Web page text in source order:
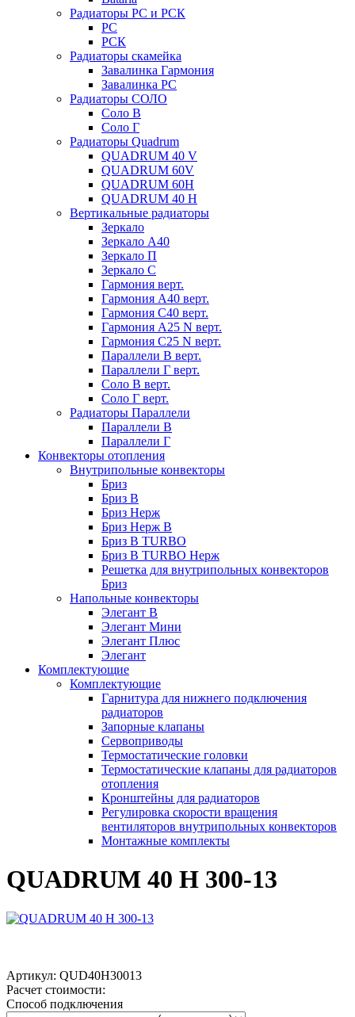
Радиаторы РС и РСК
РС
РСК
Радиаторы скамейка
Завалинка Гармония
Завалинка РС
Радиаторы СОЛО
Соло В
Соло Г
Радиаторы Quadrum
QUADRUM 40 V
QUADRUM 60V
QUADRUM 60H
QUADRUM 40 H
Вертикальные радиаторы
Зеркало
Зеркало А40
Зеркало П
Зеркало С
Гармония верт.
Гармония А40 верт.
Гармония С40 верт.
Гармония А25 N верт.
Гармония С25 N верт.
Параллели В верт.
Параллели Г верт.
Соло В верт.
Соло Г верт.
Радиаторы Параллели
Параллели В
Параллели Г
Конвекторы отопления
Внутрипольные конвекторы
Бриз
Бриз В
Бриз Нерж
Бриз Нерж В
Бриз В TURBO
Бриз В TURBO Нерж
Решетка для внутрипольных конвекторов
Бриз
Напольные конвекторы
Элегант В
Элегант Мини
Элегант Плюс
Элегант
Комплектующие
Комплектующие
Гарнитура для нижнего подключения
радиаторов
Запорные клапаны
Сервоприводы
Термостатические головки
Термостатические клапаны для радиаторов
отопления
Кронштейны для радиаторов
Регулировка скорости вращения
вентиляторов внутрипольных конвекторов
Монтажные комплекты
QUADRUM 40 H 300-13
Артикул: QUD40H30013
Расчет стоимости:
Способ подключения